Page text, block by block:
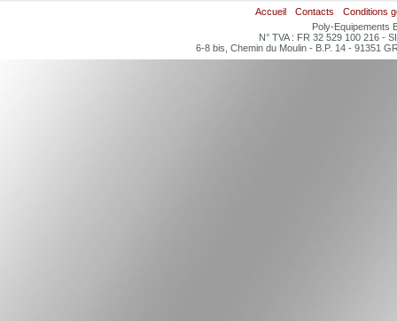
Accueil Contacts
Conditions
Poly-Equipements
N° TVA : FR 32 529 100 216 -
6-8 bis, Chemin du Moulin - B.P. 14 - 91351